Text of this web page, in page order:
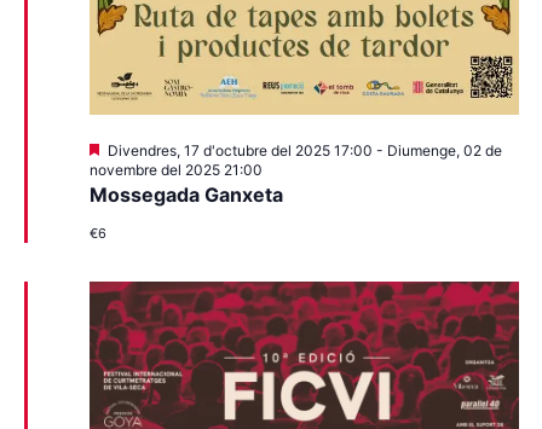
Mossegada Ganxeta
Destacats
Divendres, 17 d'octubre del 2025 17:00 - Diumenge, 02 de
novembre del 2025 21:00
€6